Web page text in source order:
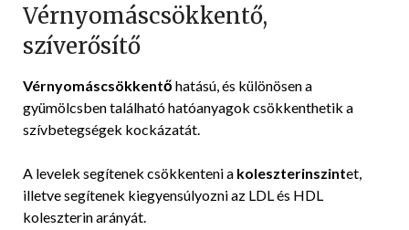
Vérnyomáscsökkentő,
szíverősítő
Vérnyomáscsökkentő hatású, és különösen a
gyümölcsben található hatóanyagok csökkenthetik a
szívbetegségek kockázatát.
A levelek segítenek csökkenteni a koleszterinszintet,
illetve segítenek kiegyensúlyozni az LDL és HDL
koleszterin arányát.